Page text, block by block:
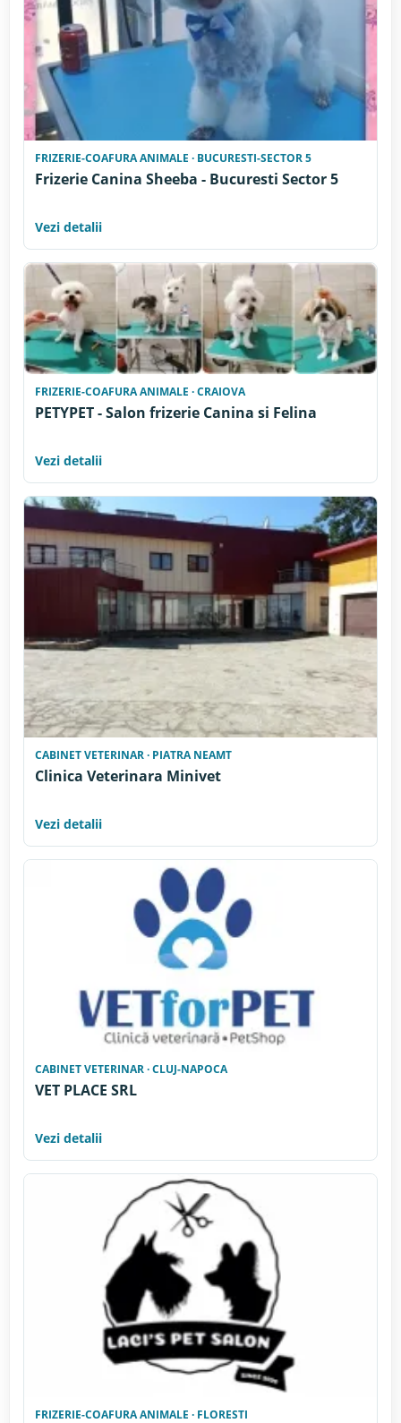
FRIZERIE-COAFURA ANIMALE · BUCURESTI-SECTOR 5
Frizerie Canina Sheeba - Bucuresti Sector 5
Vezi detalii
FRIZERIE-COAFURA ANIMALE · CRAIOVA
PETYPET - Salon frizerie Canina si Felina
Vezi detalii
CABINET VETERINAR · PIATRA NEAMT
Clinica Veterinara Minivet
Vezi detalii
CABINET VETERINAR · CLUJ-NAPOCA
VET PLACE SRL
Vezi detalii
FRIZERIE-COAFURA ANIMALE · FLORESTI